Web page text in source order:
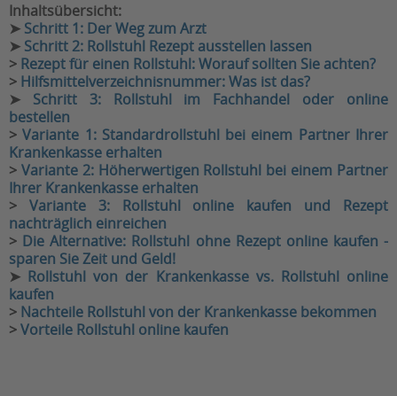
Inhaltsübersicht:
➤ Schritt 1: Der Weg zum Arzt
➤ Schritt 2: Rollstuhl Rezept ausstellen lassen
> Rezept für einen Rollstuhl: Worauf sollten Sie achten?
> Hilfsmittelverzeichnisnummer: Was ist das?
➤ Schritt 3: Rollstuhl im Fachhandel oder online
bestellen
>Variante 1: Standardrollstuhl bei einem Partner Ihrer
Krankenkasse erhalten
> Variante 2: Höherwertigen Rollstuhl bei einem Partner
Ihrer Krankenkasse erhalten
> Variante 3: Rollstuhl online kaufen und Rezept
nachträglich einreichen
> Die Alternative: Rollstuhl ohne Rezept online kaufen -
sparen Sie Zeit und Geld!
➤ Rollstuhl von der Krankenkasse vs. Rollstuhl online
kaufen
> Nachteile Rollstuhl von der Krankenkasse bekommen
>Vorteile Rollstuhl online kaufen